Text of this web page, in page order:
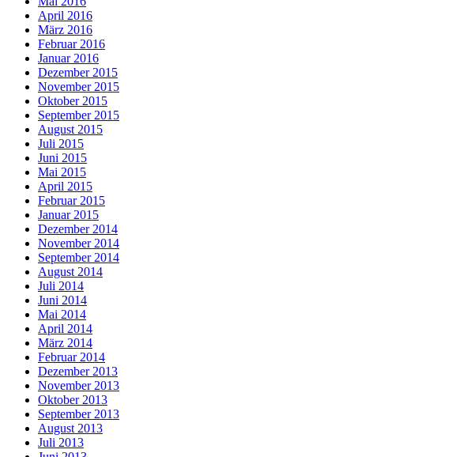
April 2016
März 2016
Februar 2016
Januar 2016
Dezember 2015
November 2015
Oktober 2015
September 2015
August 2015
Juli 2015
Juni 2015
Mai 2015
April 2015
Februar 2015
Januar 2015
Dezember 2014
November 2014
September 2014
August 2014
Juli 2014
Juni 2014
Mai 2014
April 2014
März 2014
Februar 2014
Dezember 2013
November 2013
Oktober 2013
September 2013
August 2013
Juli 2013